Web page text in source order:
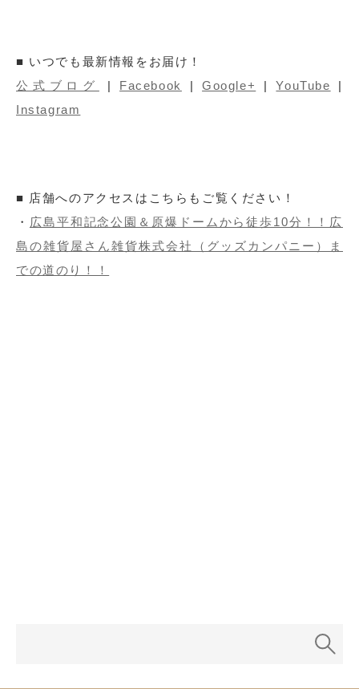
■ いつでも最新情報をお届け！
公式ブログ
| Facebook |Google+ |YouTube |
Instagram
■ 店舗へのアクセスはこちらもご覧ください！
・ 広島平和記念公園＆原爆ドームから徒歩10分！！広
島の雑貨屋さん雑貨株式会社（グッズカンパニー）ま
での道のり！！